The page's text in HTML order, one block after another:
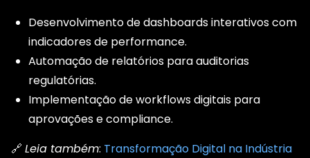
Desenvolvimento de dashboards interativos com
indicadores de performance.
Automação de relatórios para auditorias
regulatórias.
Implementação de workflows digitais para
aprovações e compliance.
🔗 Leia também: Transformação Digital na Indústria